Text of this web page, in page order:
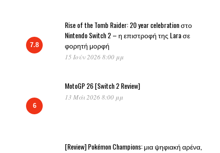
7.8
Rise of the Tomb Raider: 20 year celebration στο
Nintendo Switch 2 – η επιστροφή της Lara σε
φορητή μορφή
15 Ιούν 2026 8:00 μμ
6
MotoGP 26 [Switch 2 Review]
13 Μάι 2026 8:00 μμ
[Review] Pokémon Champions: μια ψηφιακή αρένα,